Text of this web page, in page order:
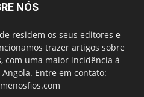
NÓS
residem os seus editores e
trazer artigos sobre
com uma maior incidência à
Entre em contato: